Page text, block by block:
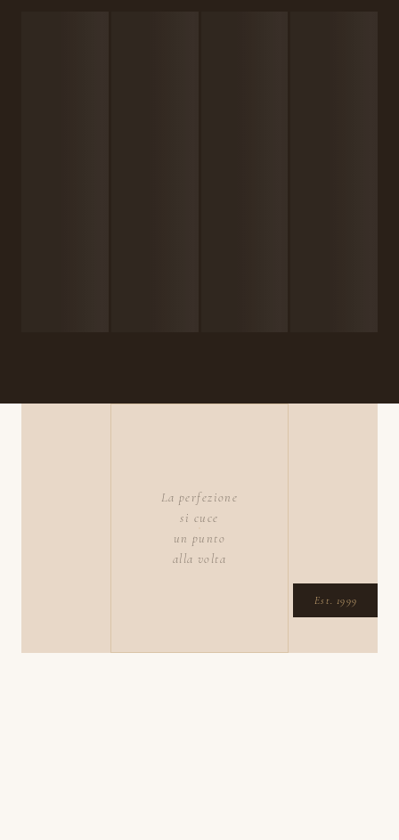
La perfezione
si cuce
un punto
alla volta
Est. 1999